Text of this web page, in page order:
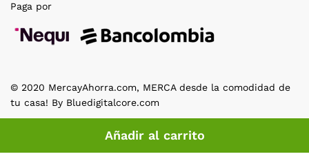
Añadir al carrito
© 2020 MercayAhorra.com, MERCA desde la comodidad de
tu casa! By Bluedigitalcore.com
Paga por